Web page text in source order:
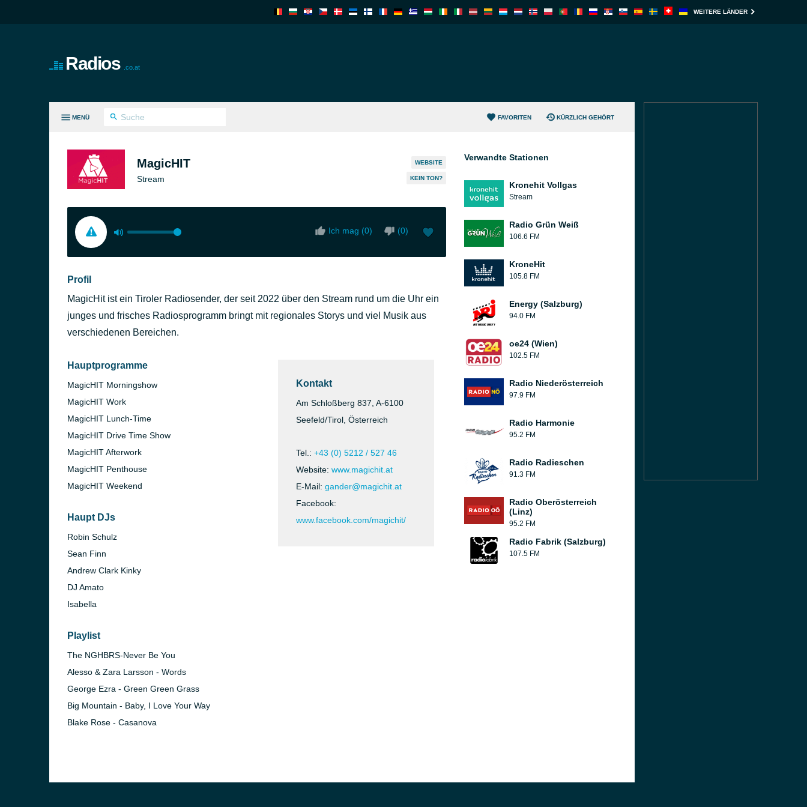
WEITERE LÄNDER
Radios .co.at
MENÜ FAVORITEN KÜRZLICH GEHÖRT
MagicHIT
Stream
WEBSITE
KEIN TON?
Ich mag (0) (0)
Profil
MagicHit ist ein Tiroler Radiosender, der seit 2022 über den Stream rund um die Uhr ein
junges und frisches Radiosprogramm bringt mit regionales Storys und viel Musik aus
verschiedenen Bereichen.
Hauptprogramme
MagicHIT Morningshow
MagicHIT Work
MagicHIT Lunch-Time
MagicHIT Drive Time Show
MagicHIT Afterwork
MagicHIT Penthouse
MagicHIT Weekend
Haupt DJs
Robin Schulz
Sean Finn
Andrew Clark Kinky
DJ Amato
Isabella
Playlist
The NGHBRS-Never Be You
Alesso & Zara Larsson - Words
George Ezra - Green Green Grass
Big Mountain - Baby, I Love Your Way
Blake Rose - Casanova
Kontakt
Am Schloßberg 837, A-6100
Seefeld/Tirol, Österreich
Tel.: +43 (0) 5212 / 527 46
Website: www.magichit.at
E-Mail: gander@magichit.at
Facebook:
www.facebook.com/magichit/
Verwandte Stationen
Kronehit Vollgas
Stream
Radio Grün Weiß
106.6 FM
KroneHit
105.8 FM
Energy (Salzburg)
94.0 FM
oe24 (Wien)
102.5 FM
Radio Niederösterreich
97.9 FM
Radio Harmonie
95.2 FM
Radio Radieschen
91.3 FM
Radio Oberösterreich
(Linz)
95.2 FM
Radio Fabrik (Salzburg)
107.5 FM